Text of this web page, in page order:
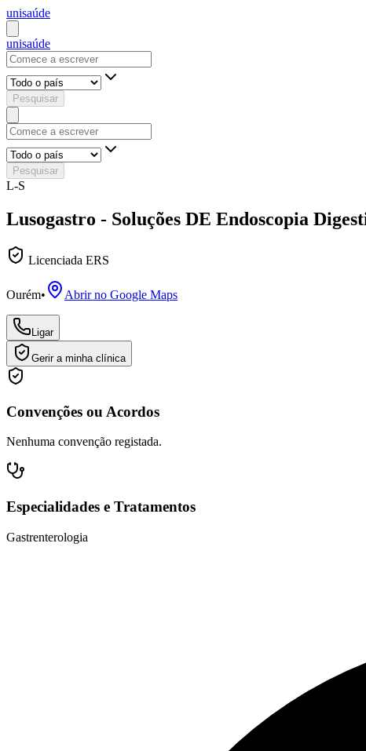
unisaúde
unisaúde
Pesquisar
Pesquisar
L-S
Lusogastro - Soluções DE Endoscopia
Licenciada ERS
Ourém• Abrir no Google Maps
Ligar
Gerir a minha clínica
Convenções ou Acordos
Nenhuma convenção registada.
Especialidades e Tratamentos
Gastrenterologia